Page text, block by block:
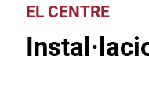
EL CENTRE